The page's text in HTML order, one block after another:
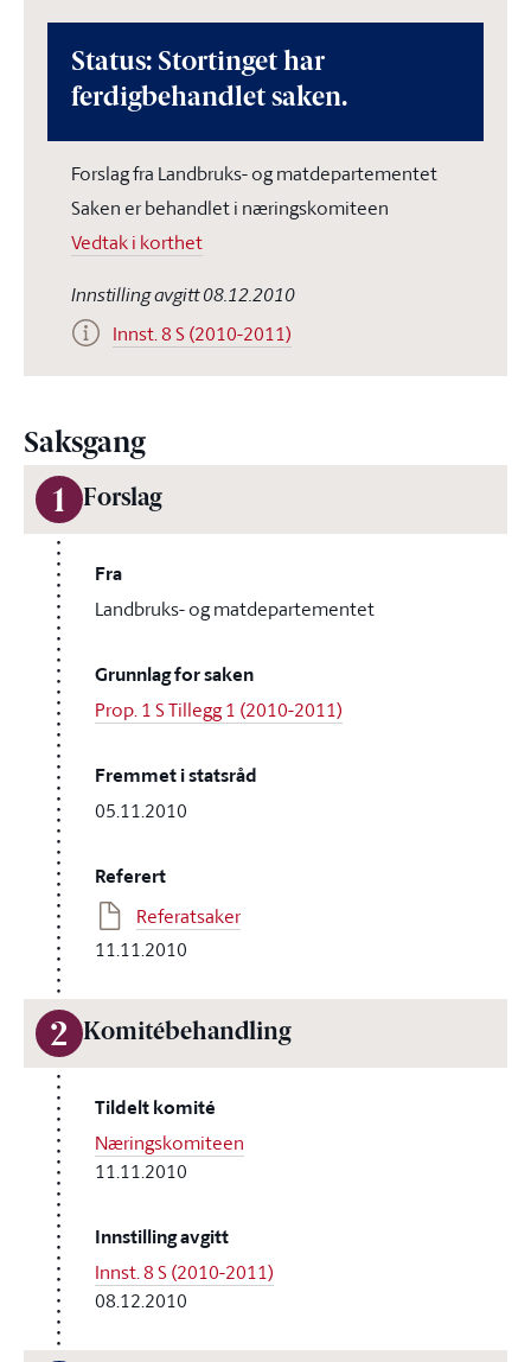
Status: Stortinget har
ferdigbehandlet saken.
Forslag fra Landbruks- og matdepartementet
Saken er behandlet i næringskomiteen
Vedtak i korthet
Innstilling avgitt 08.12.2010
Innst. 8 S (2010-2011)
Saksgang
1 Forslag
Fra
Landbruks- og matdepartementet
Grunnlag for saken
Prop. 1 S Tillegg 1 (2010-2011)
Fremmet i statsråd
05.11.2010
Referert
Referatsaker
11.11.2010
2 Komitébehandling
Tildelt komité
Næringskomiteen
11.11.2010
Innstilling avgitt
Innst. 8 S (2010-2011)
08.12.2010